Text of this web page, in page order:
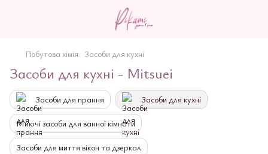
Побутова хімія Засоби для кухні
Засоби для кухні - Mitsuei
Засоби для прання Засоби для кухні
Миючі засоби для ванної кімнати
Засоби для миття вікон та дзеркал